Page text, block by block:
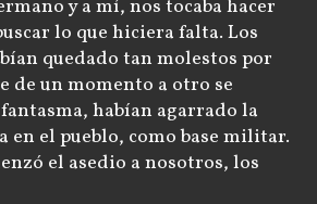
y a mí, nos tocaba hacer
lo que hiciera falta. Los
quedado tan molestos por
de un momento a otro se
habían agarrado la
en el pueblo, como base militar.
el asedio a nosotros, los